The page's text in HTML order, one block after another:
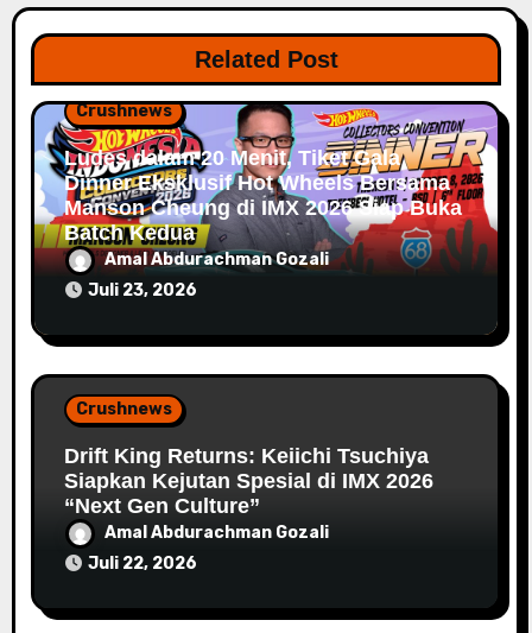
Related Post
Crushnews
Ludes dalam 20 Menit, Tiket Gala
Dinner Eksklusif Hot Wheels Bersama
Manson Cheung di IMX 2026 Siap Buka
Batch Kedua
Amal Abdurachman Gozali
Juli 23, 2026
Crushnews
Drift King Returns: Keiichi Tsuchiya
Siapkan Kejutan Spesial di IMX 2026
“Next Gen Culture”
Amal Abdurachman Gozali
Juli 22, 2026